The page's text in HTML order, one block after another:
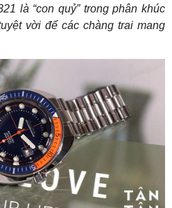
là “con quỷ” trong phân khúc
vời để các chàng trai mang